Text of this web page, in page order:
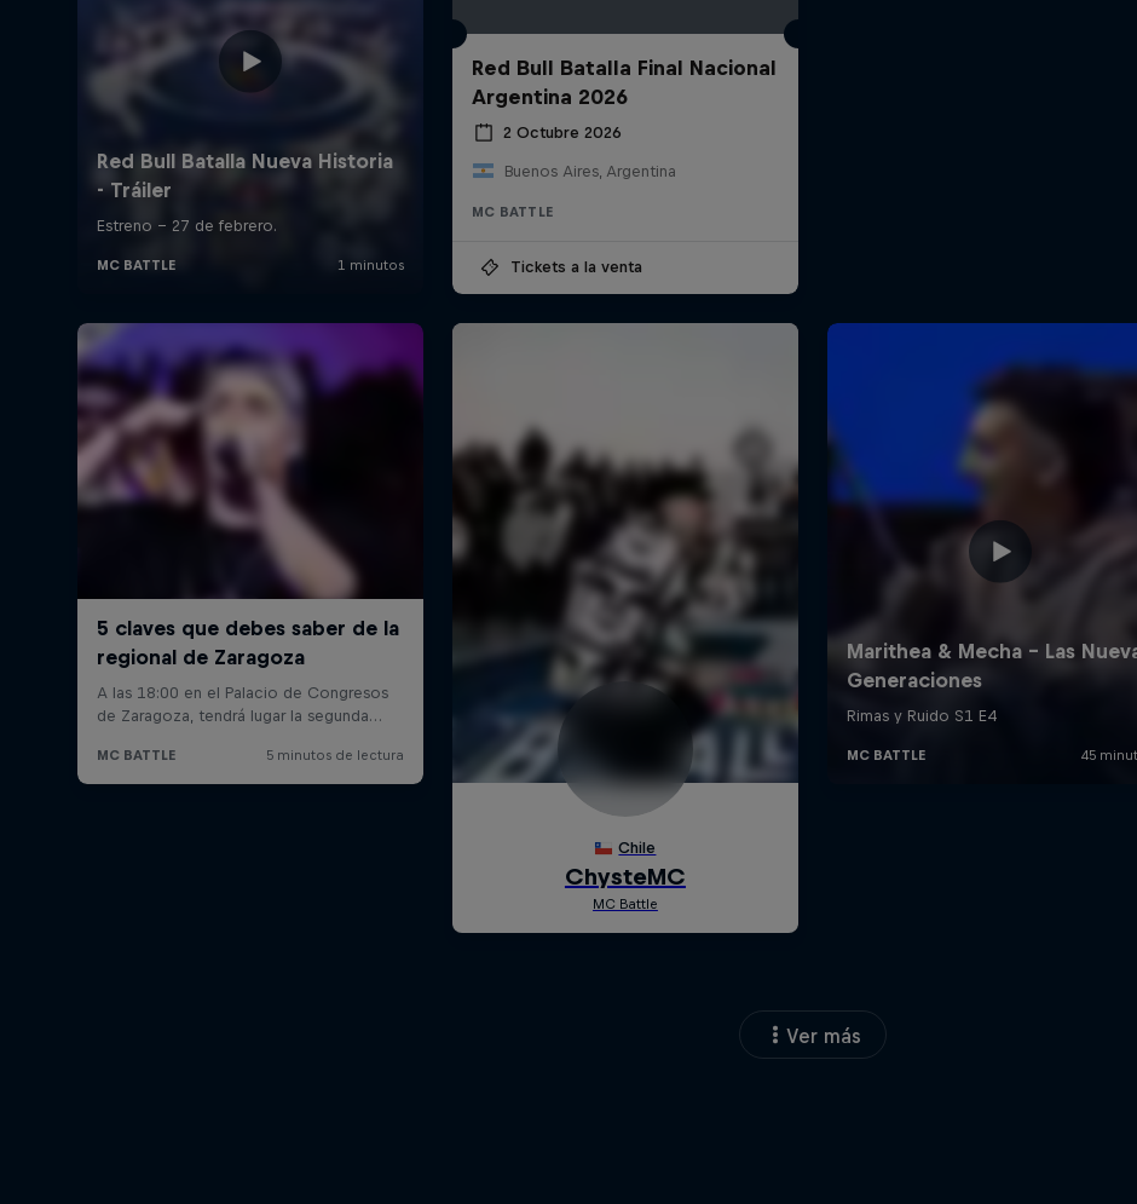
Red Bull Batalla Final Nacional
Argentina 2026
2 Octubre 2026
Buenos Aires, Argentina
MC BATTLE
Tickets a la venta
Ver más